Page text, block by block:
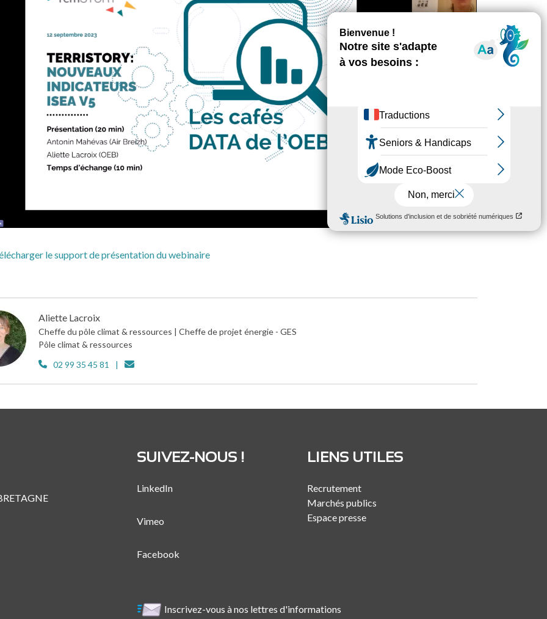
le support de présentation du webinaire
Aliette Lacroix
Cheffe du pôle climat & ressources | Cheffe de projet énergie - GES
Pôle climat & ressources
02 99 35 45 81
SUIVEZ-NOUS !
LinkedIn
Vimeo
Facebook
LIENS UTILES
Recrutement
Marchés publics
Espace presse
Inscrivez-vous à nos lettres d'informations